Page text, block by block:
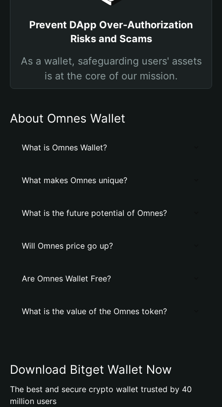
Prevent DApp Over-Authorization
Risks and Scams
As a wallet, safeguarding users' assets
is at the core of our mission.
About Omnes Wallet
What is Omnes Wallet?
What makes Omnes unique?
What is the future potential of Omnes?
Will Omnes price go up?
Are Omnes Wallet Free?
What is the value of the Omnes token?
Download Bitget Wallet Now
The best and secure crypto wallet trusted by 40
million users